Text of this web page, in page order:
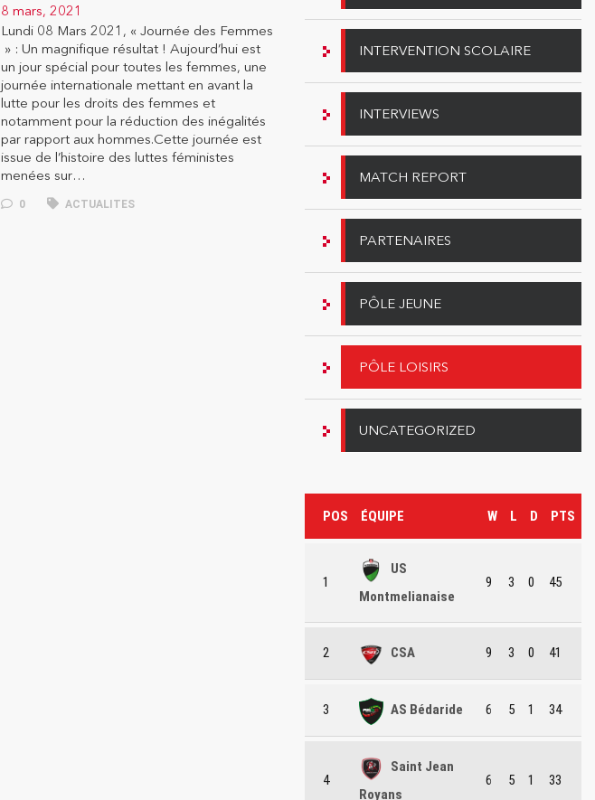
8 mars, 2021
Lundi 08 Mars 2021, « Journée des Femmes
» : Un magnifique résultat ! Aujourd’hui est
un jour spécial pour toutes les femmes, une
journée internationale mettant en avant la
lutte pour les droits des femmes et
notamment pour la réduction des inégalités
par rapport aux hommes.Cette journée est
issue de l’histoire des luttes féministes
menées sur…
0 ACTUALITES
INTERVENTION SCOLAIRE
INTERVIEWS
MATCH REPORT
PARTENAIRES
PÔLE JEUNE
PÔLE LOISIRS
UNCATEGORIZED
POS ÉQUIPE W L D PTS
1
US
Montmelianaise
9 3 0 45
2 CSA 9 3 0 41
3 AS Bédaride 6 5 1 34
4
Saint Jean
Royans
6 5 1 33